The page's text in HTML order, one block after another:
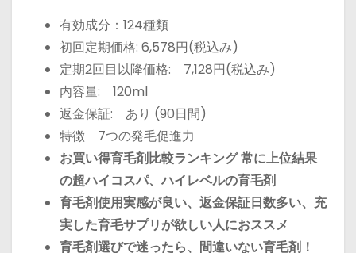
有効成分：124種類
初回定期価格: 6,578円(税込み)
定期2回目以降価格: 7,128円(税込み)
内容量: 120ml
返金保証: あり (90日間)
特徴 7つの発毛促進力
お買い得育毛剤比較ランキング 常に上位結果
の超ハイコスパ、ハイレベルの育毛剤
育毛剤使用実感が良い、返金保証日数多い、充
実した育毛サプリが欲しい人におススメ
育毛剤選びで迷ったら、間違いない育毛剤！